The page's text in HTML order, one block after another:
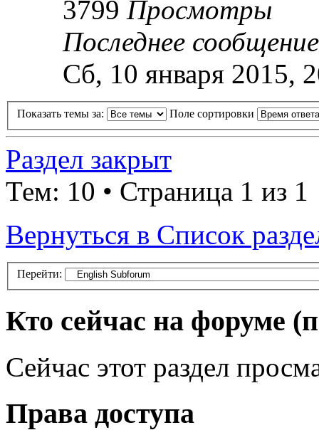
3799 Просмотры
Последнее
Сб, 10 января 2015,
Показать темы за: Поле сортировки
Раздел закрыт
Тем: 10 • Страница 1 из 1
Вернуться в Список
Перейти:
Кто сейчас на форуме
Сейчас этот раздел
Права доступа